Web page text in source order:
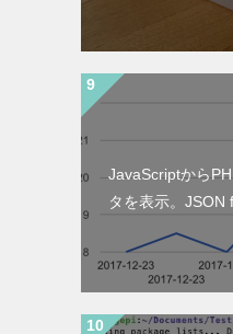
JavaScriptから
タを表示。JSON